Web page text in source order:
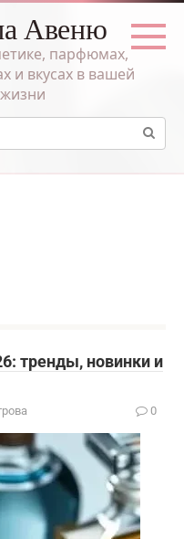
Авеню
парфюмах,
и вкусах в вашей
жизни
тренды, новинки и
0